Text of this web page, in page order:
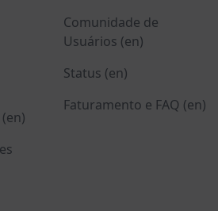
Comunidade de
Usuários (en)
Status (en)
Faturamento e FAQ (en)